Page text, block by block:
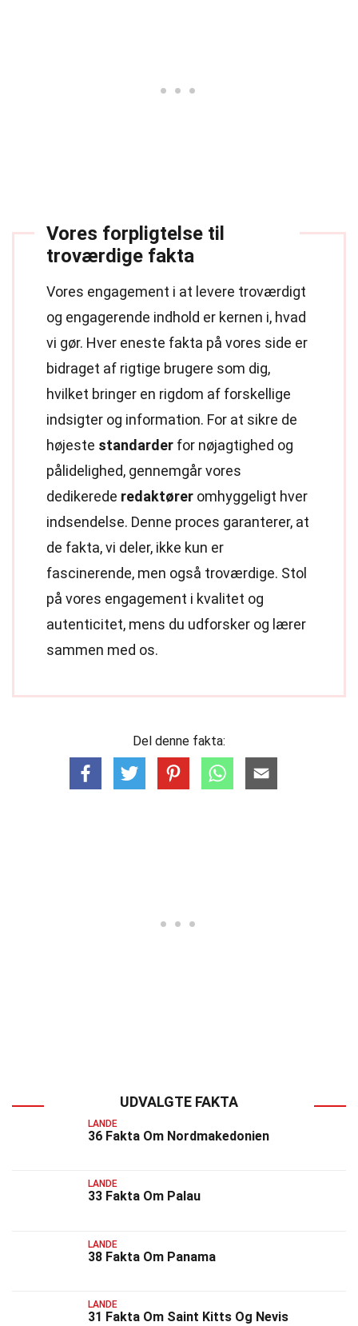
Vores forpligtelse til
troværdige fakta
Vores engagement i at levere troværdigt
og engagerende indhold er kernen i, hvad
vi gør. Hver eneste fakta på vores side er
bidraget af rigtige brugere som dig,
hvilket bringer en rigdom af forskellige
indsigter og information. For at sikre de
højeste standarder for nøjagtighed og
pålidelighed, gennemgår vores
dedikerede redaktører omhyggeligt hver
indsendelse. Denne proces garanterer, at
de fakta, vi deler, ikke kun er
fascinerende, men også troværdige. Stol
på vores engagement i kvalitet og
autenticitet, mens du udforsker og lærer
sammen med os.
Del denne fakta:
UDVALGTE FAKTA
LANDE
36 Fakta Om Nordmakedonien
LANDE
33 Fakta Om Palau
LANDE
38 Fakta Om Panama
LANDE
31 Fakta Om Saint Kitts Og Nevis